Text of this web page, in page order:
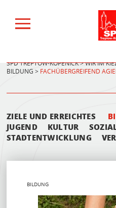
BERLINER WAHLEN
WIR IM KIEZ
WIR IM PARLAMENT
ÜBER UNS
SPENDEN
AKTUELLES
SPD TREPTOW-KÖPENICK>WIR IM
BILDUNG > FACHÜBERGREIFEND
ZIELE UND ERREICHTES
JUGEND
KULTUR
STADTENTWICKLUNG
BILDUNG